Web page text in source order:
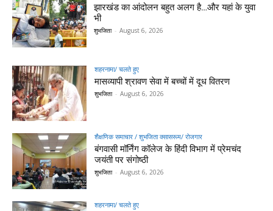
झारखंड का आंदोलन बहुत अलग है…और यहां के युवा
भी
शुभजिता - August 6, 2026
शहरनामा/ चलते हुए
मासव्यापी श्रावण सेवा में बच्चों में दूध वितरण
शुभजिता - August 6, 2026
शैक्षणिक समाचार / शुभजिता क्सासरूम/ रोजगार
बंगवासी मॉर्निंग कॉलेज के हिंदी विभाग में प्रेमचंद
जयंती पर संगोष्ठी
शुभजिता - August 6, 2026
शहरनामा/ चलते हुए